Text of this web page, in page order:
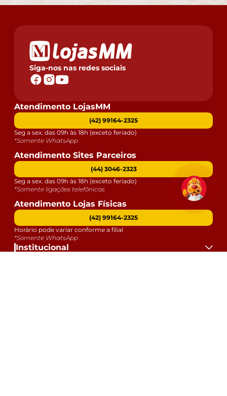
Siga-nos nas redes sociais
Institucional
Atendimento LojasMM
(42) 99164-2325
Seg a sex. das 09h às 18h (exceto feriado)
*Somente WhatsApp
Atendimento Sites Parceiros
(44) 3046-2323
Seg a sex. das 09h às 18h (exceto feriado)
*Somente ligações telefônicas
Atendimento Lojas Físicas
(42) 99164-2325
Horário pode variar conforme a filial
*Somente WhatsApp